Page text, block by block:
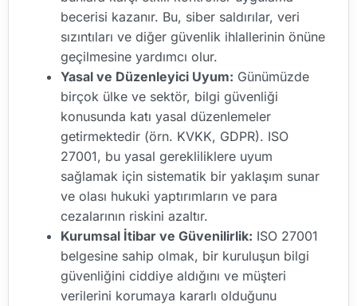
becerisi kazanır. Bu, siber saldırılar, veri
sızıntıları ve diğer güvenlik ihlallerinin önüne
geçilmesine yardımcı olur.
Yasal ve Düzenleyici Uyum: Günümüzde
birçok ülke ve sektör, bilgi güvenliği
konusunda katı yasal düzenlemeler
getirmektedir (örn. KVKK, GDPR). ISO
27001, bu yasal gerekliliklere uyum
sağlamak için sistematik bir yaklaşım sunar
ve olası hukuki yaptırımların ve para
cezalarının riskini azaltır.
Kurumsal İtibar ve Güvenilirlik: ISO 27001
belgesine sahip olmak, bir kuruluşun bilgi
güvenliğini ciddiye aldığını ve müşteri
verilerini korumaya kararlı olduğunu